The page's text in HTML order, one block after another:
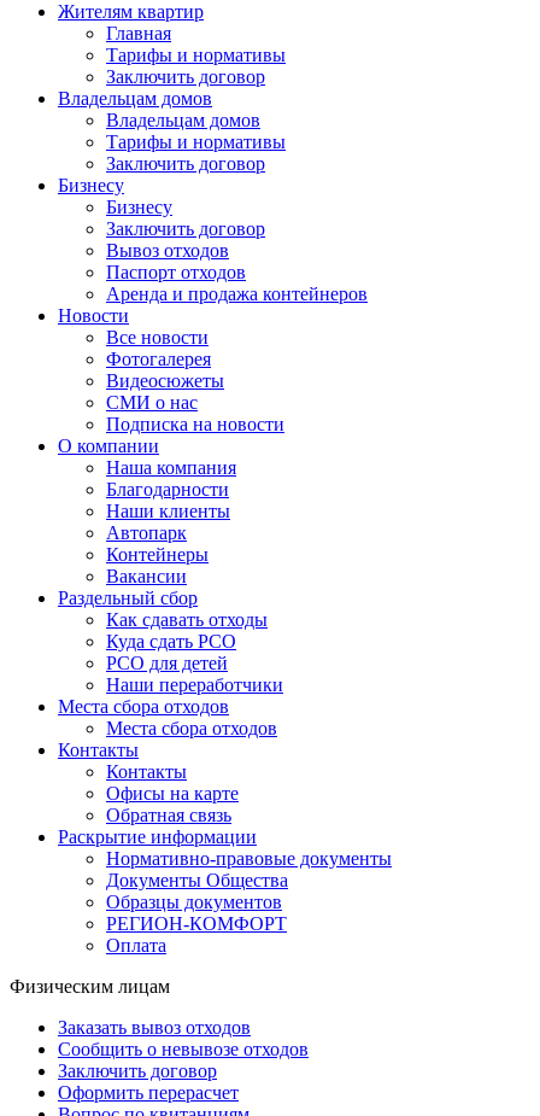
Жителям квартир
Главная
Тарифы и нормативы
Заключить договор
Владельцам домов
Владельцам домов
Тарифы и нормативы
Заключить договор
Бизнесу
Бизнесу
Заключить договор
Вывоз отходов
Паспорт отходов
Аренда и продажа контейнеров
Новости
Все новости
Фотогалерея
Видеосюжеты
СМИ о нас
Подписка на новости
О компании
Наша компания
Благодарности
Наши клиенты
Автопарк
Контейнеры
Вакансии
Раздельный сбор
Как сдавать отходы
Куда сдать РСО
РСО для детей
Наши переработчики
Места сбора отходов
Места сбора отходов
Контакты
Контакты
Офисы на карте
Обратная связь
Раскрытие информации
Нормативно-правовые документы
Документы Общества
Образцы документов
РЕГИОН-КОМФОРТ
Оплата
Физическим лицам
Заказать вывоз отходов
Сообщить о невывозе отходов
Заключить договор
Оформить перерасчет